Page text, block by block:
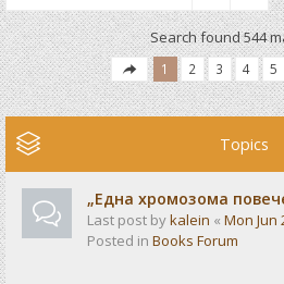
Search found 544
1 2 3 4 5
Topics
„Една хромозома
Last post bykalein « Mon Jun
Posted in Books Forum